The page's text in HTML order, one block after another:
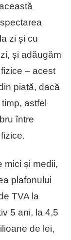
zi și cu
și adăugăm
– acest
piață, dacă
astfel
între
mici și medii,
plafonului
TVA la
5 ani, la 4,5
de lei,